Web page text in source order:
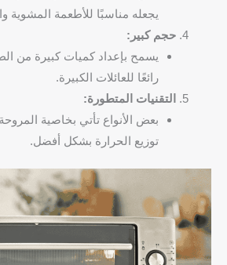
يجعله مناسبًا للأطعمة المشوية
حجم كبير:
يسمح بإعداد كميات كبيرة من
رائعًا للعائلات الكبيرة.
التقنيات المتطورة:
بعض الأنواع تأتي بخاصية المروحة
توزيع الحرارة بشكل أفضل.